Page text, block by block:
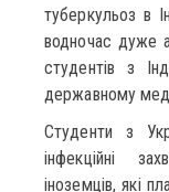
туберкульоз в
водночас дуже
студентів з
державному
Студенти з
інфекційні
іноземців, які